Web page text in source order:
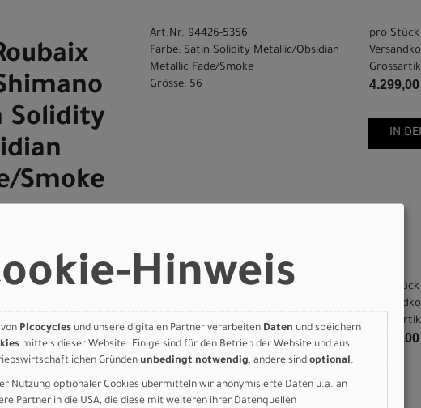
Solidity
Smoke
Art.Nr. 94426-5356
Farbe: Satin Solidity Metallic/Obsidian
Metallic Fade/Smoke
Grösse: 56
pro
IN
S
Art.Nr. 94426-5344
Farbe: SLDMET/METOBSD/SMK
pro
Hinweis
Picocycles und unsere digitalen Partner verarbeiten Daten und speichern
mittels dieser Website. Einige sind für den Betrieb der Website und aus
Gründen unbedingt notwendig, andere sind optional.
Nutzung optionaler Cookies übermitteln wir anonymisierte Daten u.a. an
Partner in die USA, die diese mit weiteren ihrer Datenquellen